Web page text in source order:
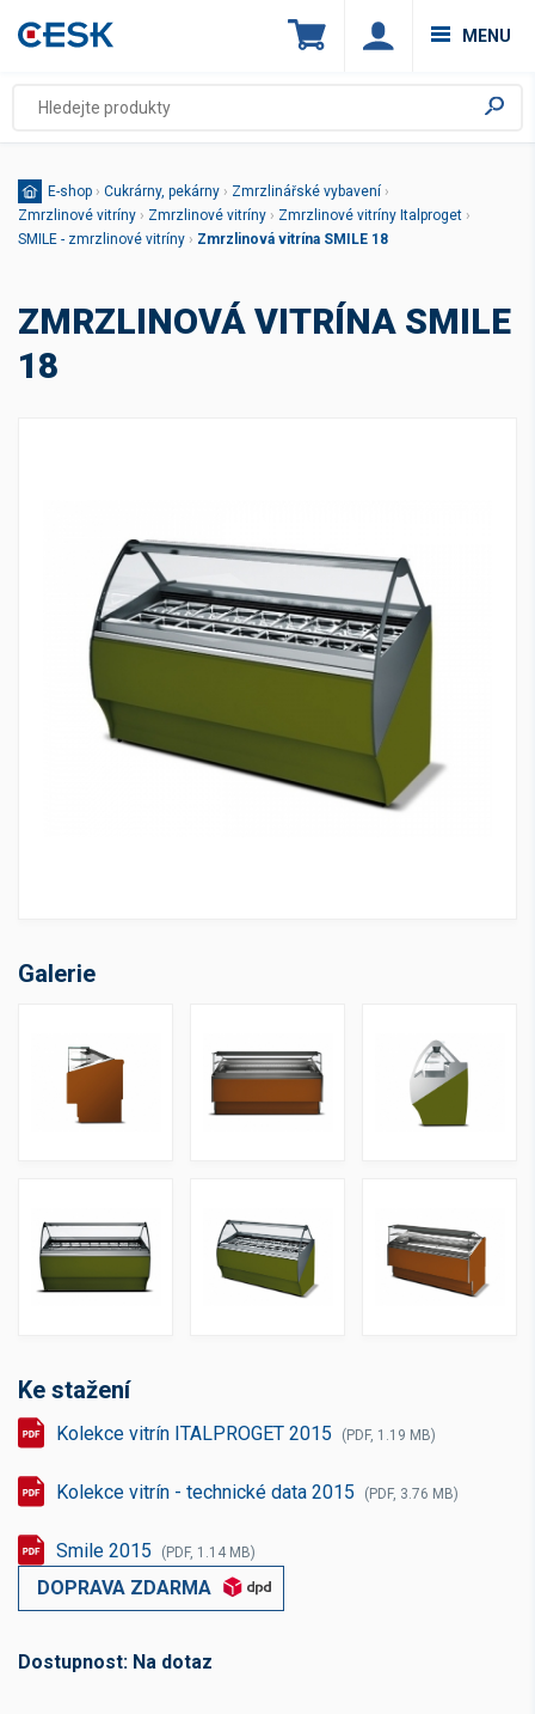
MENU
E-shop › Cukrárny, pekárny › Zmrzlinářské vybavení ›
Zmrzlinové vitríny › Zmrzlinové vitríny › Zmrzlinové vitríny Italproget ›
SMILE - zmrzlinové vitríny › Zmrzlinová vitrína SMILE 18
ZMRZLINOVÁ VITRÍNA SMILE
18
Galerie
Ke stažení
Kolekce vitrín ITALPROGET 2015 (PDF, 1.19 MB)
Kolekce vitrín - technické data 2015 (PDF, 3.76 MB)
Smile 2015 (PDF, 1.14 MB)
DOPRAVA ZDARMA
Dostupnost: Na dotaz